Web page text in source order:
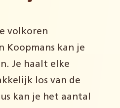
volkoren
Koopmans kan je
Je haalt elke
los van de
kan je het aantal